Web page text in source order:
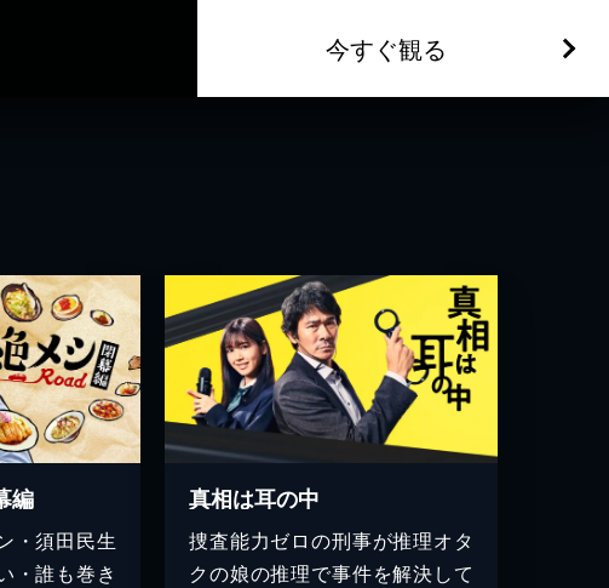
今すぐ観る
編
・須田民生
・誰も巻き
真相は耳の中
捜査能力ゼロの刑事が推理オタ
クの娘の推理で事件を解決して